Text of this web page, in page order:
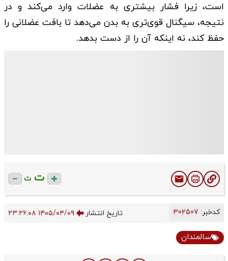
است، زیرا فشار بیشتری به عضلات وارد می‌کند و در
نتیجه، سیگنال قوی‌تری به بدن می‌دهد تا بافت عضلانی را
حفظ کند، نه اینکه آن را از دست بدهد.
ت ت
کدخبر: تاریخ انتشار ۱۴۰۵/۰۴/۰۹ ۲۳:۲۶:۰۸
سالمندان